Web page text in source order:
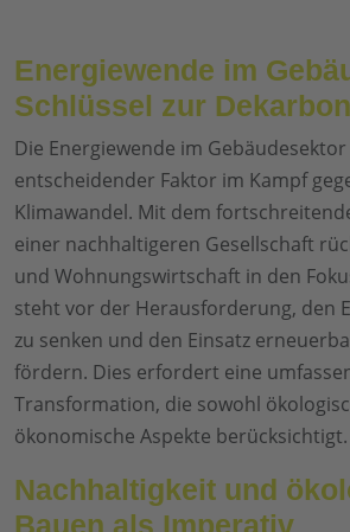
Energiewende im
Schlüssel zur
Die Energiewende im
entscheidender Faktor im Kampf
Klimawandel. Mit dem
einer nachhaltigeren Gesellschaft
und Wohnungswirtschaft in den
steht vor der Herausforderung, den
zu senken und den Einsatz
fördern. Dies erfordert eine
Transformation, die sowohl
ökonomische Aspekte berücksichtigt.
Nachhaltigkeit und
Bauen als Imperativ